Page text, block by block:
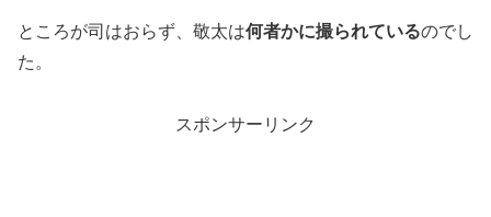
ところが司はおらず、敬太は何者かに撮られているのでし
た。
スポンサーリンク